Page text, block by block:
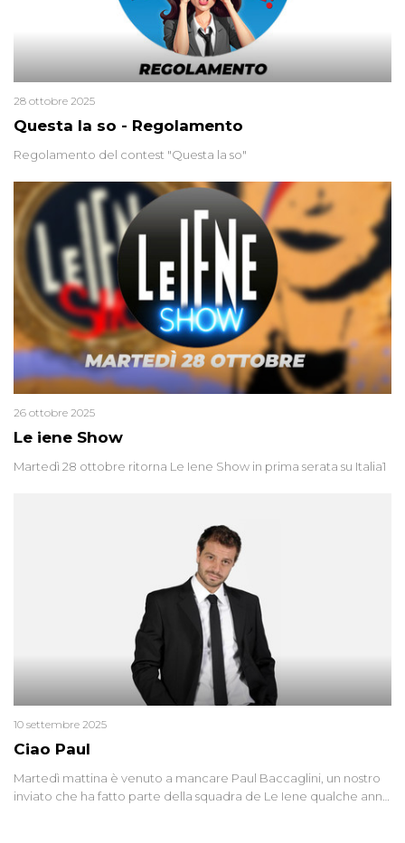
Questa la so - Regolamento
28 ottobre 2025
Regolamento del contest "Questa la so"
Le iene Show
26 ottobre 2025
Martedì 28 ottobre ritorna Le Iene Show in prima serata su Italia1
Ciao Paul
10 settembre 2025
Martedì mattina è venuto a mancare Paul Baccaglini, un nostro
inviato che ha fatto parte della squadra de Le Iene qualche anno